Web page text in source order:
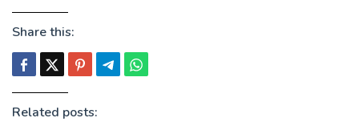
Share this:
Related posts: